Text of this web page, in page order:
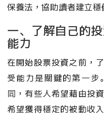
保養法，協助讀者建立穩
一、了解自己的
能力
在開始股票投資之前，
受能力是關鍵的第一步
同，有些人希望藉由投
希望獲得穩定的被動收